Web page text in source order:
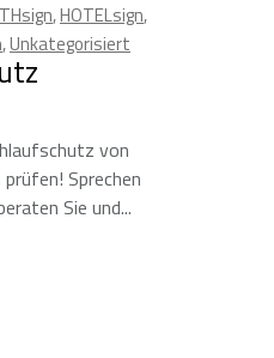
,HOTELsign,
,Unkategorisiert
von
Sprechen
Sie und